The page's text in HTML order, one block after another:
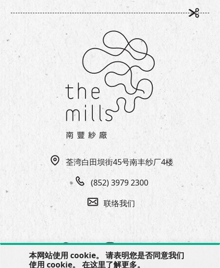
本网站使用 cookie。 请表明您是否同意我们
使用 cookie。 在这里了解更多。
荃湾白田坝街45号南丰纱厂4楼
(852) 3979 2300
联络我们